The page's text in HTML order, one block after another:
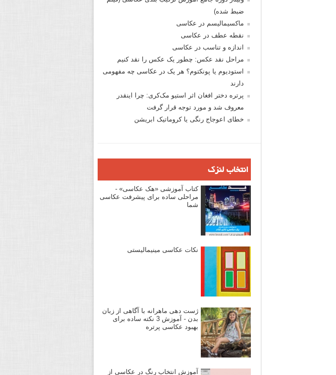
ضبط شده)
ماکسیمالیسم در عکاسی
نقطه عطف در عکاسی
اندازه و تناسب در عکاسی
مراحل نقد عکس: چطور یک عکس را نقد کنیم
استودیوم یا پونکتوم؟ هر یک در عکاسی چه مفهومی
دارند
پرتره دختر افغان اثر استیو مک‌کری: چرا اینقدر
معروف شد و مورد توجه قرار گرفت
خطای اعوجاج رنگی یا کروماتیک ابریشن
انتخاب لنزک
کتاب آموزشی «هک عکاسی» -
مراحلی ساده برای پیشرفت عکاسی
شما
نکات عکاسی مینیمالیستی
ژست دهی ماهرانه با آگاهی از زبان
بدن - آموزش 3 نکته ساده برای
بهبود عکاسی پرتره
آموزش انتخاب رنگ در عکاسی از